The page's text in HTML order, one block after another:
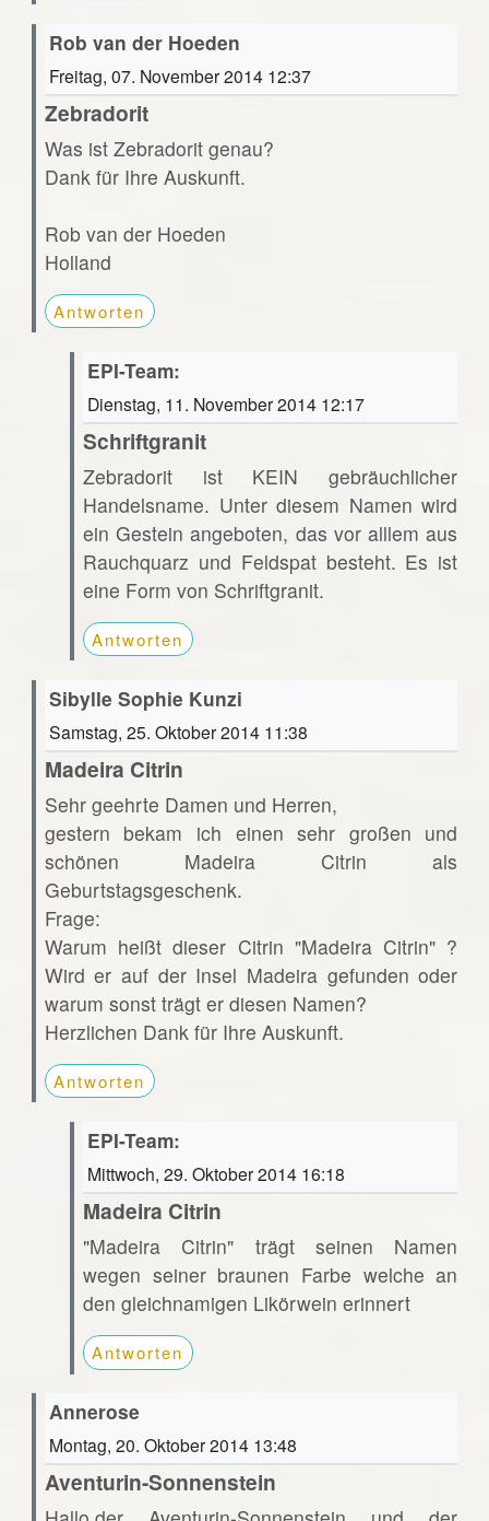
Rob van der Hoeden
Freitag, 07. November 2014 12:37
Zebradorit
Was ist Zebradorit genau?
Dank für Ihre Auskunft.
Rob van der Hoeden
Holland
Antworten
EPI-Team:
Dienstag, 11. November 2014 12:17
Schriftgranit
Zebradorit ist KEIN gebräuchlicher
Handelsname. Unter diesem Namen wird
ein Gestein angeboten, das vor alllem aus
Rauchquarz und Feldspat besteht. Es ist
eine Form von Schriftgranit.
Antworten
Sibylle Sophie Kunzi
Samstag, 25. Oktober 2014 11:38
Madeira Citrin
Sehr geehrte Damen und Herren,
gestern bekam ich einen sehr großen und
schönen Madeira Citrin als
Geburtstagsgeschenk.
Frage:
Warum heißt dieser Citrin "Madeira Citrin" ?
Wird er auf der Insel Madeira gefunden oder
warum sonst trägt er diesen Namen?
Herzlichen Dank für Ihre Auskunft.
Antworten
EPI-Team:
Mittwoch, 29. Oktober 2014 16:18
Madeira Citrin
"Madeira Citrin" trägt seinen Namen
wegen seiner braunen Farbe welche an
den gleichnamigen Likörwein erinnert
Antworten
Annerose
Montag, 20. Oktober 2014 13:48
Aventurin-Sonnenstein